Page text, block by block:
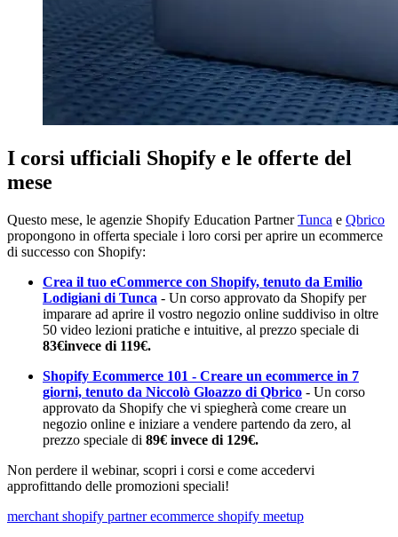
I corsi ufficiali Shopify e le offerte del
mese
Questo mese, le agenzie Shopify Education PartnerTunca e Qbrico
propongono in offerta speciale i loro corsi per aprire un ecommerce
di successo con Shopify:
Crea il tuo eCommerce con Shopify, tenuto da Emilio
Lodigiani di Tunca - Un corso approvato da Shopify per
imparare ad aprire il vostro negozio online suddiviso in oltre
50 video lezioni pratiche e intuitive, al prezzo speciale di
83€invece di 119€.
Shopify Ecommerce 101 - Creare un ecommerce in 7
giorni, tenuto da Niccolò Gloazzo di Qbrico - Un corso
approvato da Shopify che vi spiegherà come creare un
negozio online e iniziare a vendere partendo da zero, al
prezzo speciale di 89€ invece di 129€.
Non perdere il webinar, scopri i corsi e come accedervi
approfittando delle promozioni speciali!
merchant shopify partnerecommerce shopify meetup